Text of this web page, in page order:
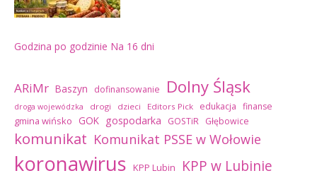
Godzina po godzinie Na 16 dni
ARiMr Baszyn dofinansowanie Dolny Śląsk
droga wojewódzka drogi dzieci Editors Pick edukacja finanse
gmina wińsko GOK gospodarka GOSTiR Głębowice
komunikat Komunikat PSSE w Wołowie
koronawirus KPP Lubin KPP w Lubinie